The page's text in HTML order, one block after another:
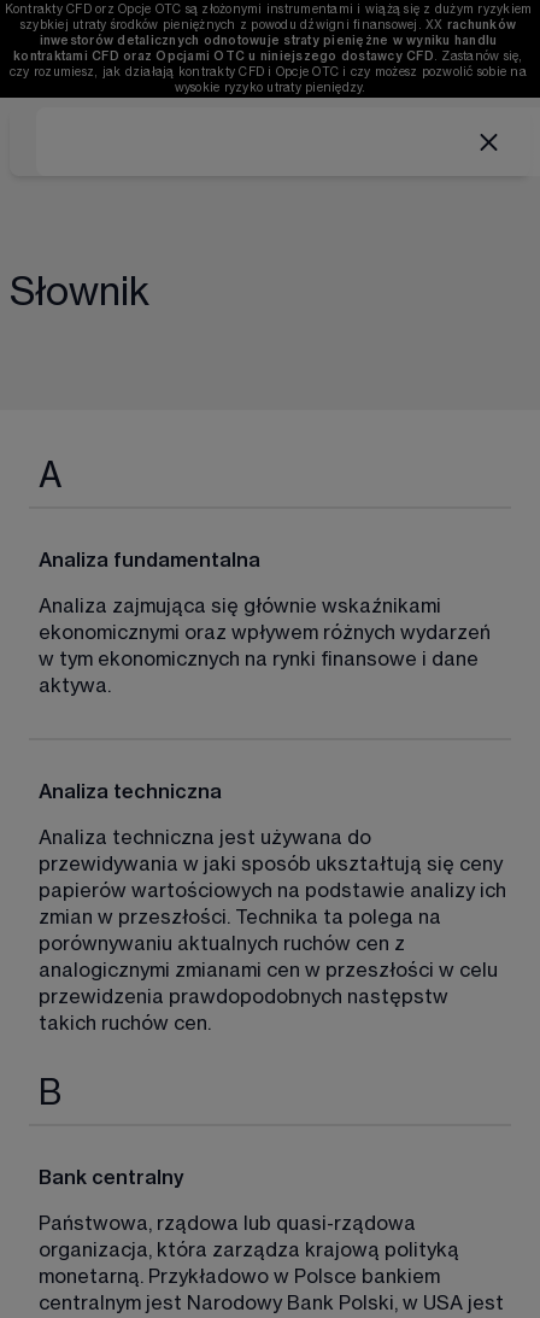
Kontrakty CFD orz Opcje OTC są złożonymi instrumentami i wiążą się z dużym ryzykiem
szybkiej utraty środków pieniężnych z powodu dźwigni finansowej. XX rachunków
inwestorów detalicznych odnotowuje straty pieniężne w wyniku handlu
kontraktami CFD oraz Opcjami OTC u niniejszego dostawcy CFD . Zastanów się,
czy rozumiesz, jak działają kontrakty CFD i Opcje OTC i czy możesz pozwolić sobie na
wysokie ryzyko utraty pieniędzy.
Słownik
A
Analiza fundamentalna
Analiza zajmująca się głównie wskaźnikami
ekonomicznymi oraz wpływem różnych wydarzeń
w tym ekonomicznych na rynki finansowe i dane
aktywa.
Analiza techniczna
Analiza techniczna jest używana do
przewidywania w jaki sposób ukształtują się ceny
papierów wartościowych na podstawie analizy ich
zmian w przeszłości. Technika ta polega na
porównywaniu aktualnych ruchów cen z
analogicznymi zmianami cen w przeszłości w celu
przewidzenia prawdopodobnych następstw
takich ruchów cen.
B
Bank centralny
Państwowa, rządowa lub quasi-rządowa
organizacja, która zarządza krajową polityką
monetarną. Przykładowo w Polsce bankiem
centralnym jest Narodowy Bank Polski, w USA jest